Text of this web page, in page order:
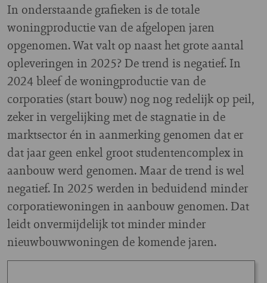
In onderstaande grafieken is de totale
woningproductie van de afgelopen jaren
opgenomen. Wat valt op naast het grote aantal
opleveringen in 2025? De trend is negatief. In
2024 bleef de woningproductie van de
corporaties (start bouw) nog nog redelijk op peil,
zeker in vergelijking met de stagnatie in de
marktsector én in aanmerking genomen dat er
dat jaar geen enkel groot studentencomplex in
aanbouw werd genomen. Maar de trend is wel
negatief. In 2025 werden in beduidend minder
corporatiewoningen in aanbouw genomen. Dat
leidt onvermijdelijk tot minder minder
nieuwbouwwoningen de komende jaren.